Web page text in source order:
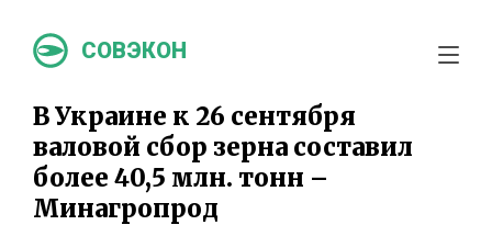
СОВЭКОН
В Украине к 26 сентября
валовой сбор зерна составил
более 40,5 млн. тонн –
Минагропрод